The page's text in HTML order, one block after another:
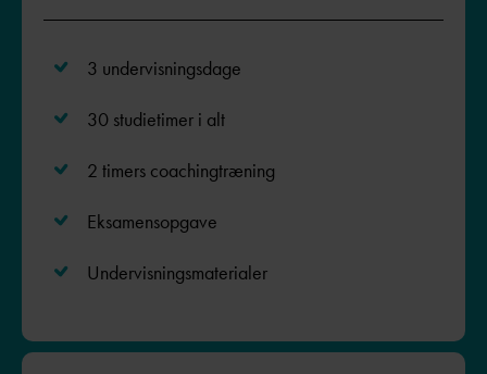
3 undervisningsdage
30 studietimer i alt
2 timers coachingtræning
Eksamensopgave
Undervisningsmaterialer